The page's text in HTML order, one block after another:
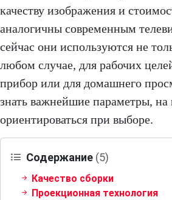
качеству изображения и
аналогичны современным
сейчас они используются не
любом случае, для рабочих
прибор или для домашнего
знать важнейшие параметры, на
ориентироваться при выборе.
Содержание (5)
Качество сборки
Проекционная технология